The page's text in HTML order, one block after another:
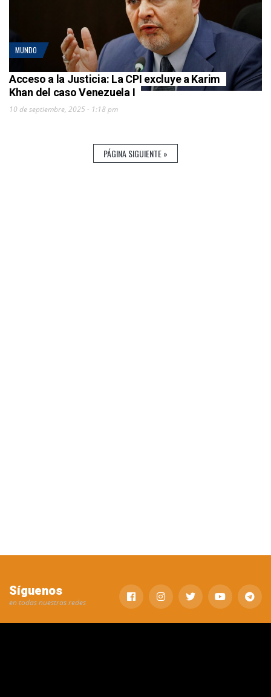
MUNDO
Acceso a la Justicia: La CPI excluye a Karim
Khan del caso Venezuela I
10 de septiembre, 2025 - 1:18 pm
PÁGINA SIGUIENTE »
Síguenos
en todas nuestras redes